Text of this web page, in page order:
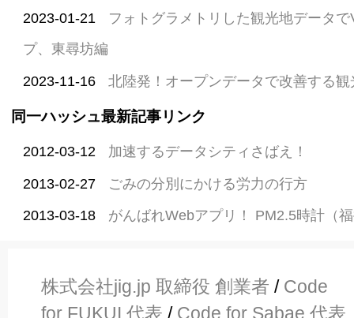
2023-01-21
フォトグラメトリした観光地データ
プ、東尋坊編
2023-11-16 北陸発！オープンデータで改善する観
同一ハッシュ最新記事リンク
2012-03-12 加速するデータシティさばえ！
2013-02-27 ごみの分別にかける労力の行方
2013-03-18 がんばれWebアプリ！ PM2.5時計（
株式会社jig.jp 取締役 創業者 / Code
for FUKUI 代表 / Code for Sabae 代表